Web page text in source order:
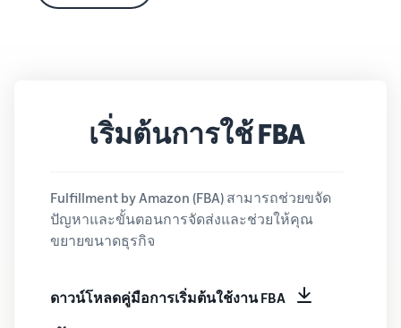
เริ่มต้นการใช้ FBA
Fulfillment by Amazon (FBA) สามารถช่วยขจัด
ปัญหาและขั้นตอนการจัดส่งและช่วยให้คุณ
ขยายขนาดธุรกิจ
ดาวน์โหลดคู่มือการเริ่มต้นใช้งาน FBA